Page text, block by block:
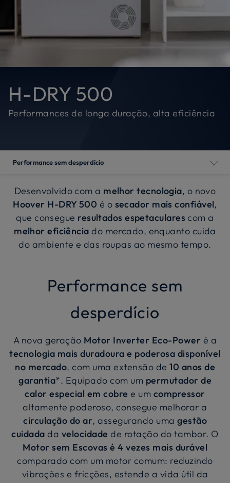
H-DRY 500
Performances de longa duração, alta eficiência
Performance sem desperdício
Desenvolvido com a melhor tecnologia, o novo
Hoover H-DRY 500 é o secador mais confiável,
que consegue resultados espetaculares com a
melhor eficiência do mercado, enquanto cuida
do ambiente e das roupas ao mesmo tempo.
Performance sem
desperdício
A nova geração Motor Inverter Eco-Power é a
tecnologia mais duradoura e poderosa disponível
no mercado, com uma extensão de 10 anos de
garantia*. Equipado com um permutador de
calor especial em cobre e um compressor
altamente poderoso, consegue melhorar a
circulação do ar, assegurando uma gestão
cuidadada velocidade de rotação do tambor. O
Motor sem Escovas é 4 vezes mais durável
comparado com um motor comum: reduzindo
vibrações e fricções, estende a vida útil da